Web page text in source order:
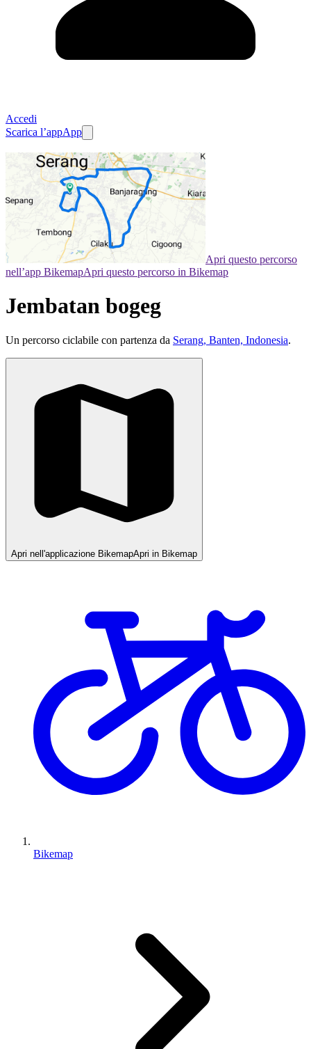
Accedi
Scarica l’appApp
Apri questo percorso
nell’app BikemapApri questo percorso in Bikemap
Jembatan bogeg
Un percorso ciclabile con partenza da Serang, Banten, Indonesia.
Apri nell'applicazione BikemapApri in Bikemap
Bikemap